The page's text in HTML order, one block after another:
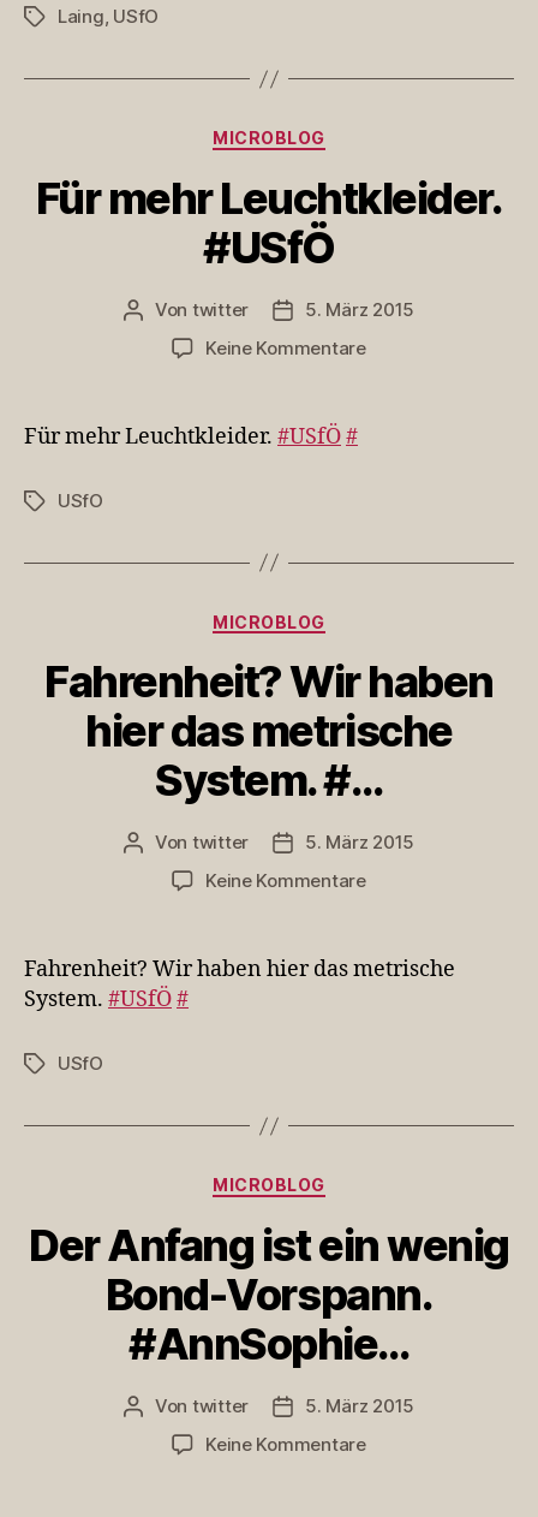
Schlagwörter
Laing, USfO
Kategorien
MICROBLOG
Für mehr Leuchtkleider.
#USfÖ
Beitragsautor
Von twitter Veröffentlichungsdatum
5. März 2015
Keine Kommentarezu
Für mehr Leuchtkleider. #USfÖ#
Schlagwörter
USfO
Kategorien
MICROBLOG
Fahrenheit? Wir haben
hier das metrische
System. #…
Beitragsautor
Von twitter Veröffentlichungsdatum
5. März 2015
Keine Kommentarezu
haben
Fahrenheit? Wir haben hier das metrische
System. #USfÖ#
Schlagwörter
USfO
Kategorien
MICROBLOG
Der Anfang ist ein wenig
Bond-Vorspann.
#AnnSophie…
Beitragsautor
Von twitter Veröffentlichungsdatum
5. März 2015
Keine Kommentarezu